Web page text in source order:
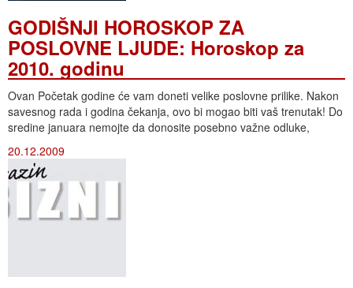
GODIŠNJI HOROSKOP ZA
POSLOVNE LJUDE: Horoskop za
2010. godinu
Ovan Početak godine će vam doneti velike poslovne prilike. Nakon
savesnog rada i godina čekanja, ovo bi mogao biti vaš trenutak! Do
sredine januara nemojte da donosite posebno važne odluke,
20.12.2009